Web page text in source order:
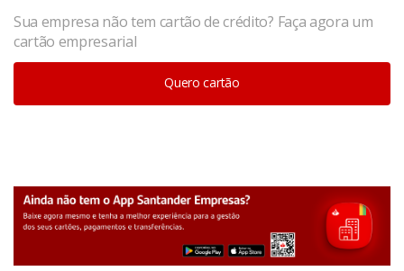
Sua empresa não tem cartão de crédito? Faça agora um
cartão empresarial
Quero cartão